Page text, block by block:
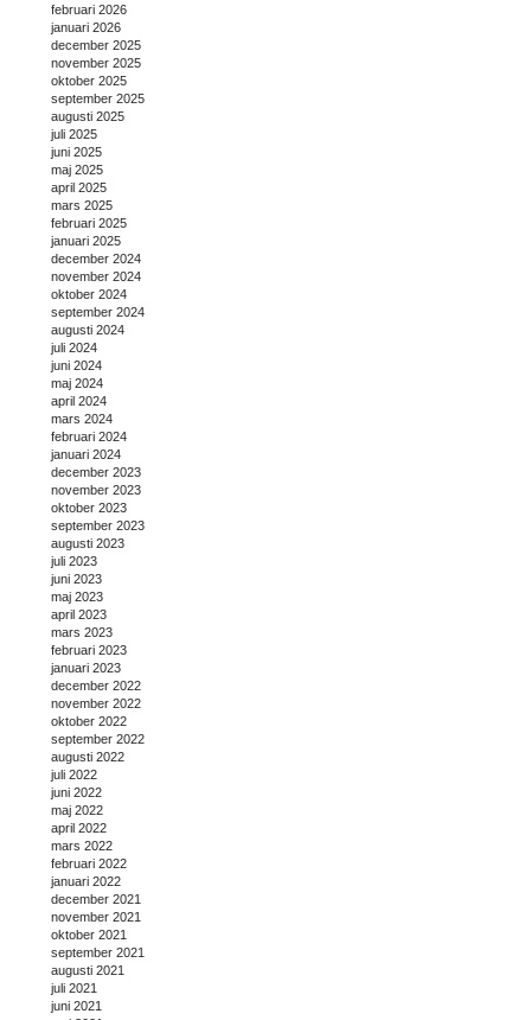
februari 2026
januari 2026
december 2025
november 2025
oktober 2025
september 2025
augusti 2025
juli 2025
juni 2025
maj 2025
april 2025
mars 2025
februari 2025
januari 2025
december 2024
november 2024
oktober 2024
september 2024
augusti 2024
juli 2024
juni 2024
maj 2024
april 2024
mars 2024
februari 2024
januari 2024
december 2023
november 2023
oktober 2023
september 2023
augusti 2023
juli 2023
juni 2023
maj 2023
april 2023
mars 2023
februari 2023
januari 2023
december 2022
november 2022
oktober 2022
september 2022
augusti 2022
juli 2022
juni 2022
maj 2022
april 2022
mars 2022
februari 2022
januari 2022
december 2021
november 2021
oktober 2021
september 2021
augusti 2021
juli 2021
juni 2021